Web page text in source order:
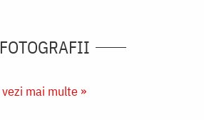
FOTOGRAFII
vezi mai multe »